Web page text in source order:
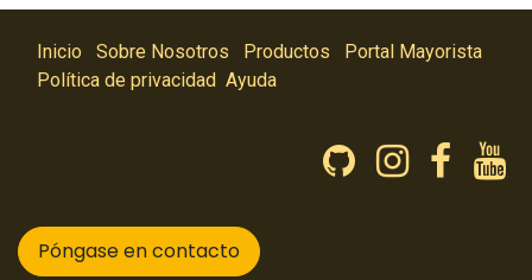
Inicio Sobre Nosotros Productos
Portal Mayorista
Política de privacidad Ayuda
Póngase en contacto